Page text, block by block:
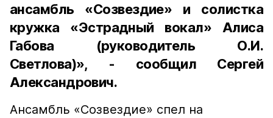
ансамбль «Созвездие» и солистка
кружка «Эстрадный вокал» Алиса
Габова (руководитель О.И.
Светлова)», - сообщил Сергей
Александрович.
Ансамбль «Созвездие» спел на